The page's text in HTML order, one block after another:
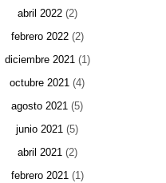
abril 2022(2)
febrero 2022(2)
diciembre 2021(1)
octubre 2021 (4)
agosto 2021 (5)
junio 2021 (5)
abril 2021(2)
febrero 2021(1)